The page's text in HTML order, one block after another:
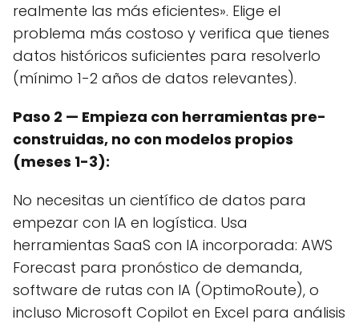
realmente las más eficientes». Elige el
problema más costoso y verifica que tienes
datos históricos suficientes para resolverlo
(mínimo 1-2 años de datos relevantes).
Paso 2 — Empieza con herramientas pre-
construidas, no con modelos propios
(meses 1-3):
No necesitas un científico de datos para
empezar con IA en logística. Usa
herramientas SaaS con IA incorporada: AWS
Forecast para pronóstico de demanda,
software de rutas con IA (OptimoRoute), o
incluso Microsoft Copilot en Excel para análisis